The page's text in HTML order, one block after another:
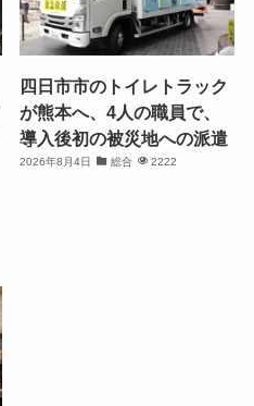
四日市市のトイレトラック
が熊本へ、4人の職員で、
導入後初の被災地への派遣
2026年8月4日 総合 2222